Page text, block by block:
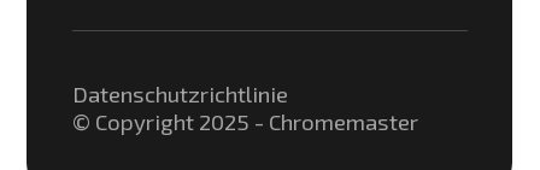
© Copyright 2025 - Chromemaster
Datenschutzrichtlinie